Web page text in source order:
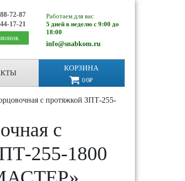
72-87
17-21
Работаем для вас
5 дней в неделю с 9:00 до
18:00
info@snabkom.ru
КОРЗИНА
0/0₽
с протяжкой ЗПТ-255-
с
255-1800